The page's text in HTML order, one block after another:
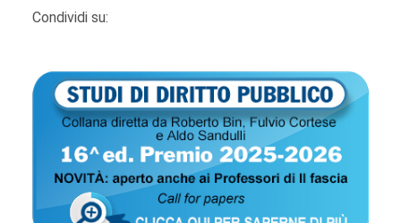
Condividi su: